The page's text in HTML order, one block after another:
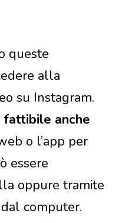
queste
alla
su Instagram.
anche
o l’app per
essere
oppure tramite
computer.